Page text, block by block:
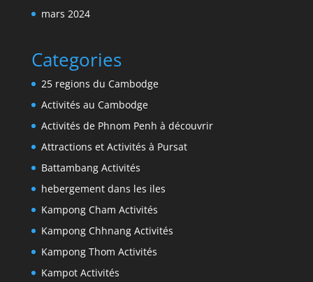
mars 2024
Categories
25 regions du Cambodge
Activités au Cambodge
Activités de Phnom Penh à découvrir
Attractions et Activités à Pursat
Battambang Activités
hebergement dans les iles
Kampong Cham Activités
Kampong Chhnang Activités
Kampong Thom Activités
Kampot Activités